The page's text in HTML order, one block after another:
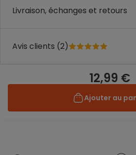
Livraison, échanges et retours
Avis clients (2)
12,99 €
Ajouter au